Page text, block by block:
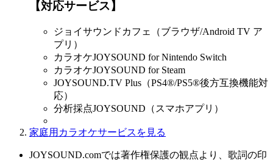
【対応サービス】
ジョイサウンドカフェ（ブラウザ/Android TV ア
プリ）
カラオケJOYSOUND for Nintendo Switch
カラオケJOYSOUND for Steam
JOYSOUND.TV Plus（PS4®/PS5®後方互換機能対
応）
分析採点JOYSOUND（スマホアプリ）
家庭用カラオケサービスを見る
JOYSOUND.comでは著作権保護の観点より、歌詞の印